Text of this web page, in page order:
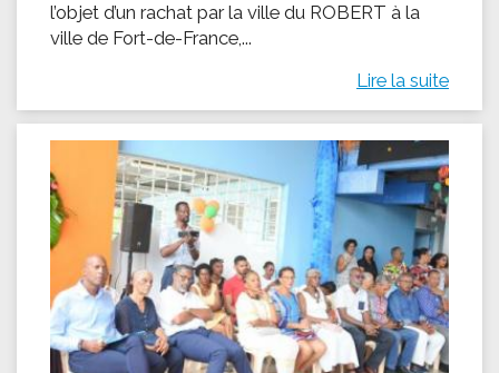
l’objet d’un rachat par la ville du ROBERT à la
ville de Fort-de-France,...
Lire la suite